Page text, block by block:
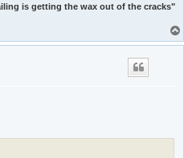
is getting the wax out of the cracks"
l